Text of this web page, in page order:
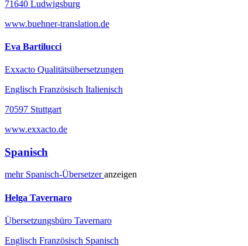
71640 Ludwigsburg
www.buehner-translation.de
Eva Bartilucci
Exxacto Qualitätsübersetzungen
Englisch Französisch Italienisch
70597 Stuttgart
www.exxacto.de
Spanisch
mehr Spanisch-Übersetzeranzeigen
Helga Tavernaro
Übersetzungsbüro Tavernaro
Englisch Französisch Spanisch